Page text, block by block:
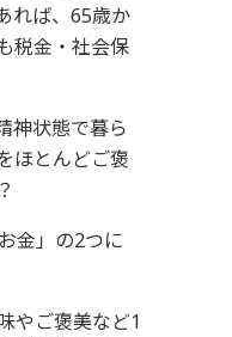
れば、65歳か
税金・社会保
神状態で暮ら
ほとんどご褒
金」の2つに
やご褒美など1